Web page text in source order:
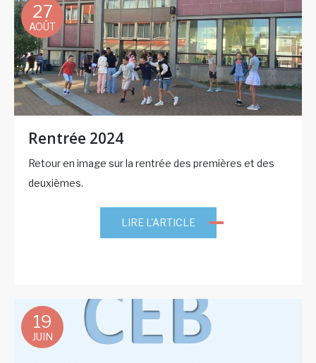
27
AOÛT
Rentrée 2024
Retour en image sur la rentrée des premières et des
deuxièmes.
LIRE L'ARTICLE
19
JUIN